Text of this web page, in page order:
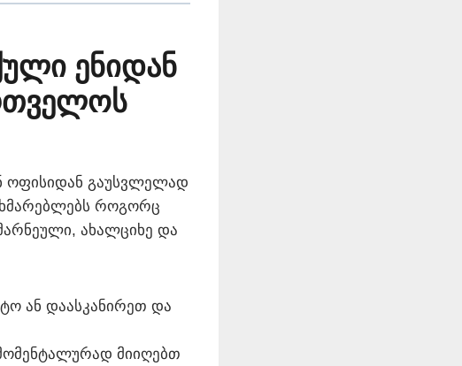
ენიდან
ოფისიდან გაუსვლელად
როგორც
ახალციხე და
ან დაასკანირეთ და
მიიღებთ